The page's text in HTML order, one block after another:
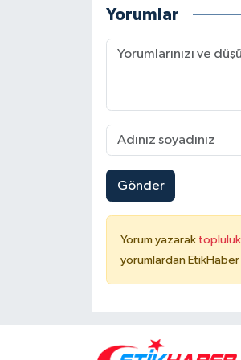
Yorumlar
Gönder
Yorum yazarak topluluk
yorumlardan